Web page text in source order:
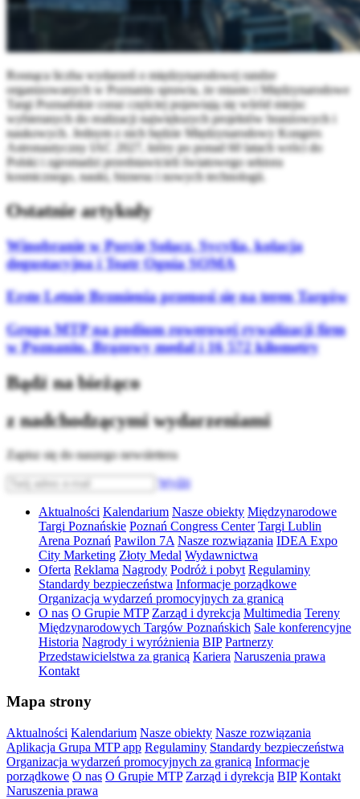
Rosnąca liczba wydarzeń o międzynarodowej randze
organizowanych w Poznaniu sprawia, że miasto i Międzynarodowe
Targi Poznańskie coraz częściej pojawiają się wśród miejsc
wybieranych do realizacji największych projektów branżowych i
naukowych. Jednym z nich będzie Międzynarodowy Kongres
Astronautyczny IAC 2027, który po ponad 60 latach wróci do
Polski i zgromadzi przedstawicieli światowego sektora
kosmicznego, nauki, biznesu i nowych technologii.
Ostatnie artykuły
Winobranie w Porcie Sołacz. Sycylia, kolacja
degustacyjna i Teatr Ognia SOMA
Erste Letnie Brzmienia przenosi się na teren Targów
Grupa MTP na podium rowerowej rywalizacji firm
w Poznaniu. Brązowy medal i 16 572 kilometry
Bądź na bieżąco
z nadchodzącymi wydarzeniami
Zapisz się do naszego newslettera
Wyślij
Aktualności Kalendarium Nasze obiekty Międzynarodowe
Targi Poznańskie Poznań Congress Center Targi Lublin
Arena Poznań Pawilon 7A Nasze rozwiązania IDEA Expo
City Marketing Złoty Medal Wydawnictwa
Oferta Reklama Nagrody Podróż i pobyt Regulaminy
Standardy bezpieczeństwa Informacje porządkowe
Organizacja wydarzeń promocyjnych za granicą
O nas O Grupie MTP Zarząd i dyrekcja Multimedia Tereny
Międzynarodowych Targów Poznańskich Sale konferencyjne
Historia Nagrody i wyróżnienia BIP Partnerzy
Przedstawicielstwa za granicą Kariera Naruszenia prawa
Kontakt
Mapa strony
Aktualności Kalendarium Nasze obiekty Nasze rozwiązania
Aplikacja Grupa MTP app Regulaminy Standardy bezpieczeństwa
Organizacja wydarzeń promocyjnych za granicą Informacje
porządkowe O nas O Grupie MTP Zarząd i dyrekcja BIP Kontakt
Naruszenia prawa